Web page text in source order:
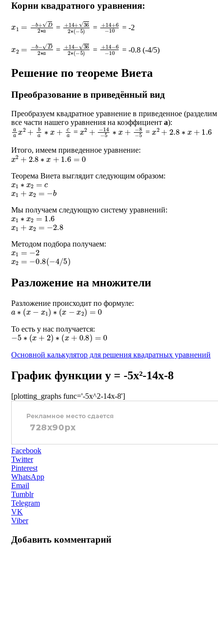
Корни квадратного уравнения:
+ D2∗ = + 14 +36 (−5 )
= + 14 +6 10
= -2
b−D2∗ = +14−36 (−5)
= +14−6 10
= -0.8 (-4/5)
Решение по теореме Виета
Преобразование в приведённый вид
Преобразуем квадратное уравнение в приведенное (разделим
все части нашего уравнения на коэффициент a):
aax2+ba∗x+ca = x2+−14−5 ∗x+
−8−5 =x2+2.8 ∗ 1.6
Итого, имеем приведенное уравнение:
x2+2.8 ∗x+1.6=0
Теорема Виета выглядит следующим образом:
x1∗x2= c
x1 + x2 =− b
Мы получаем следующую систему уравнений:
x1∗x2=1.6
x1 + x2 =− 2.8
Методом подбора получаем:
x1=−2
x2 =− 0.8 (−4 5
Разложение на множители
Разложение происходит по формуле:
a ∗(x−x1)∗ (x−x2)=0
То есть у нас получается:
−5∗(x+2)∗(x+0.8)=0
Основной калькулятор для решения квадратных уравнений
График функции y = -5x²-14x-8
[plotting_graphs func='-5x^2-14x-8']
Facebook
Twitter
Pinterest
WhatsApp
Email
Tumblr
Telegram
VK
Viber
Добавить комментарий